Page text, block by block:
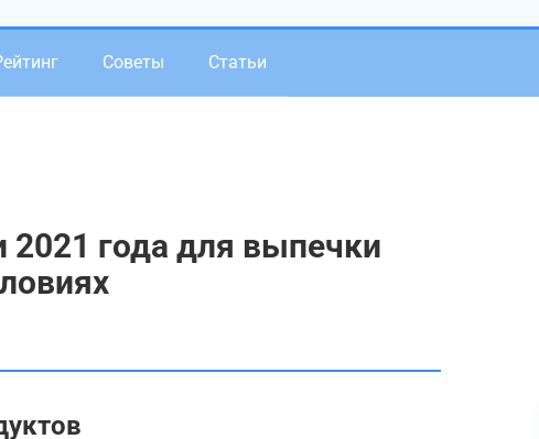
Советы Статьи
2021 года для выпечки